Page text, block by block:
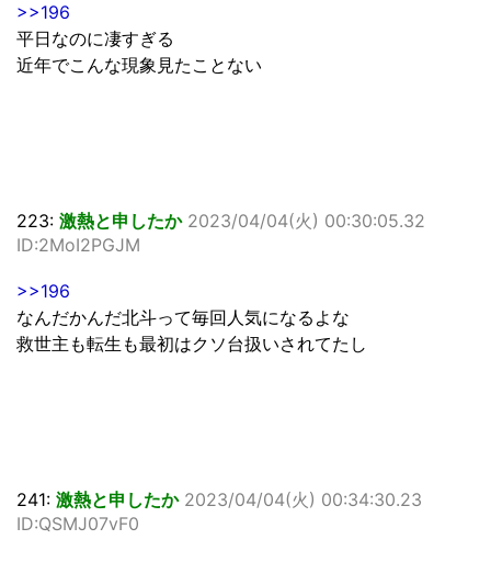
>>196
平日なのに凄すぎる
近年でこんな現象見たことない
223: 激熱と申したか 2023/04/04(火) 00:30:05.32
ID:2MoI2PGJM
>>196
なんだかんだ北斗って毎回人気になるよな
救世主も転生も最初はクソ台扱いされてたし
241: 激熱と申したか 2023/04/04(火) 00:34:30.23
ID:QSMJ07vF0